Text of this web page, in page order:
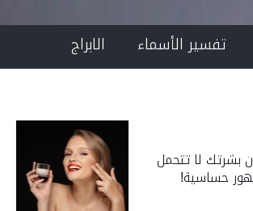
تفسير الأسماء الابراج
بشرتك لا تتحمل
حساسية!